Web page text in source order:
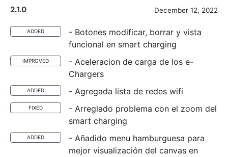
2.1.0 December 12, 2022
ADDED
- Botones modificar, borrar y vista
funcional en smart charging
IMPROVED
- Aceleracion de carga de los e-
Chargers
ADDED - Agregada lista de redes wifi
FIXED
- Arreglado problema con el zoom del
smart charging
ADDED
- Añadido menu hamburguesa para
mejor visualización del canvas en